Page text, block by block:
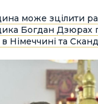
може зцілити
Богдан Дзюрах
Німеччині та